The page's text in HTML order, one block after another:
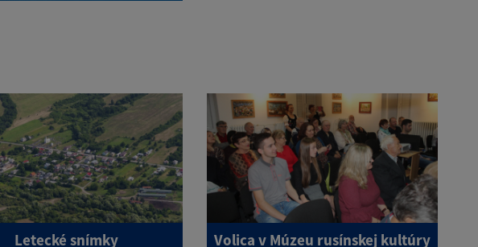
Letecké snímky Volica v Múzeu rusínskej kultúry